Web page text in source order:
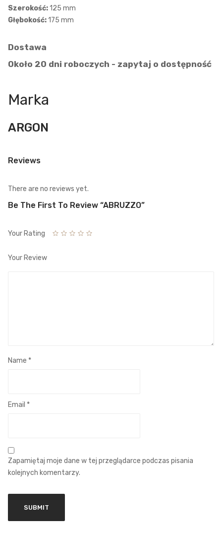
Szerokość:125 mm
Głębokość:175 mm
Dostawa
Około 20 dni roboczych - zapytaj o dostępność
Marka
ARGON
Reviews
There are no reviews yet.
Be The First To Review “ABRUZZO”
Your Rating
Your Review
Name *
Email *
Zapamiętaj moje dane w tej przeglądarce podczas pisania
kolejnych komentarzy.